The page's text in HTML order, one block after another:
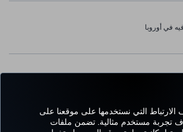
التي نستخدمها على موقعنا على
تجربة مستخدم مثالية. تضمن ملفات
في أوروبا